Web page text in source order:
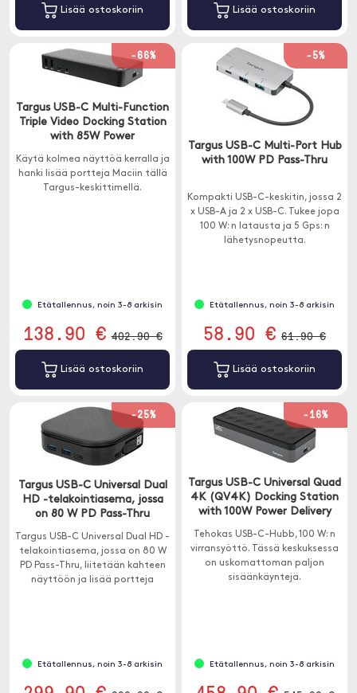
Lisää ostoskoriin Lisää ostoskoriin
-66%
Targus USB-C Multi-Function
Triple Video Docking Station
with 85W Power
Käytä kolmea näyttöä kerralla ja
hanki lisää portteja Maciin tällä
Targus-keskittimellä.
Etätallennus, noin 3-8 arkisin
138.90 € 402.90 €
Lisää ostoskoriin
-5%
Targus USB-C Multi-Port Hub
with 100W PD Pass-Thru
Kompakti USB-C-keskitin, jossa 2
x USB-A ja 2 x USB-C. Tukee jopa
100 W: n latausta ja 5 Gps: n
lähetysnopeutta.
Etätallennus, noin 3-8 arkisin
58.90 € 61.90 €
Lisää ostoskoriin
-25%
Targus USB-C Universal Dual
HD -telakointiasema, jossa
on 80 W PD Pass-Thru
Targus USB-C Universal Dual HD -
telakointiasema, jossa on 80 W
PD Pass-Thru, liitetään kahteen
näyttöön ja lisää portteja
Etätallennus, noin 3-8 arkisin
-16%
Targus USB-C Universal Quad
4K (QV4K) Docking Station
with 100W Power Delivery
Tehokas USB-C-Hubb, 100 W: n
virransyöttö. Tässä keskuksessa
on uskomattoman paljon
sisäänkäyntejä.
Etätallennus, noin 3-8 arkisin